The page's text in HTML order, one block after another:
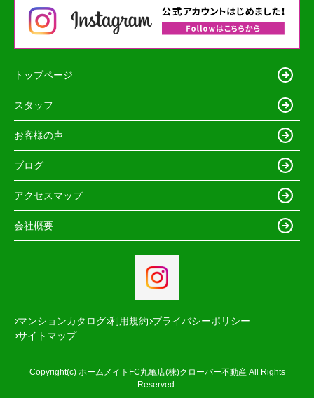
トップページ
スタッフ
お客様の声
ブログ
アクセスマップ
会社概要
マンションカタログ 利用規約 プライバシーポリシー
サイトマップ
Copyright(c) ホームメイトFC丸亀店(株)クローバー不動産 All Rights
Reserved.